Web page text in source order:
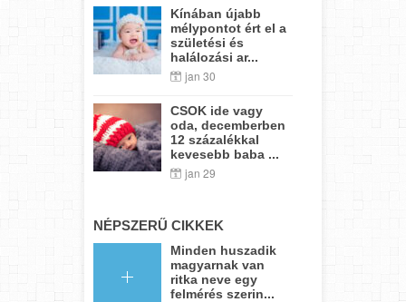
Kínában újabb
mélypontot ért el a
születési és
halálozási ar...
jan 30
CSOK ide vagy
oda, decemberben
12 százalékkal
kevesebb baba ...
jan 29
NÉPSZERŰ CIKKEK
Minden huszadik
magyarnak van
ritka neve egy
felmérés szerin...